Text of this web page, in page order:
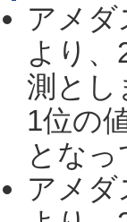
アメダ
より
測とし
1位の
とな
アメダ